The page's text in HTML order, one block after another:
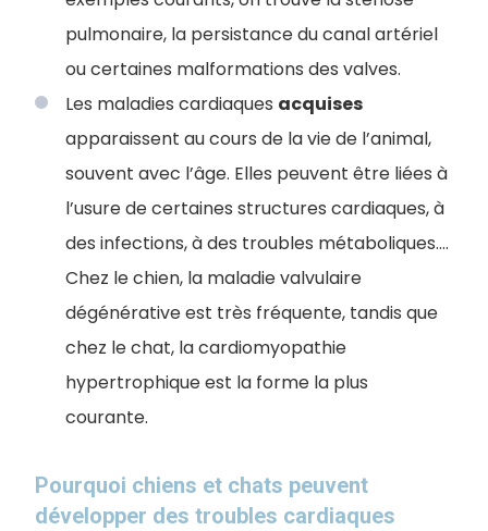
pulmonaire, la persistance du canal artériel
ou certaines malformations des valves.
Les maladies cardiaques acquises
apparaissent au cours de la vie de l’animal,
souvent avec l’âge. Elles peuvent être liées à
l’usure de certaines structures cardiaques, à
des infections, à des troubles métaboliques....
Chez le chien, la maladie valvulaire
dégénérative est très fréquente, tandis que
chez le chat, la cardiomyopathie
hypertrophique est la forme la plus
courante.
Pourquoi chiens et chats peuvent
développer des troubles cardiaques